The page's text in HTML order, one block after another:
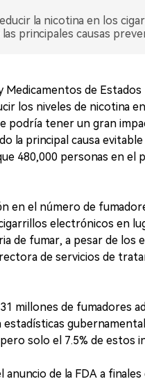
la nicotina en los
principales causas
de Estados
los niveles de nicotina
podría tener un gran
la principal causa
480,000 personas en el
en el número de
electrónicos en
de fumar, a pesar de los
de servicios de
millones de fumadores
solo el 7.5% de estos
de la FDA a